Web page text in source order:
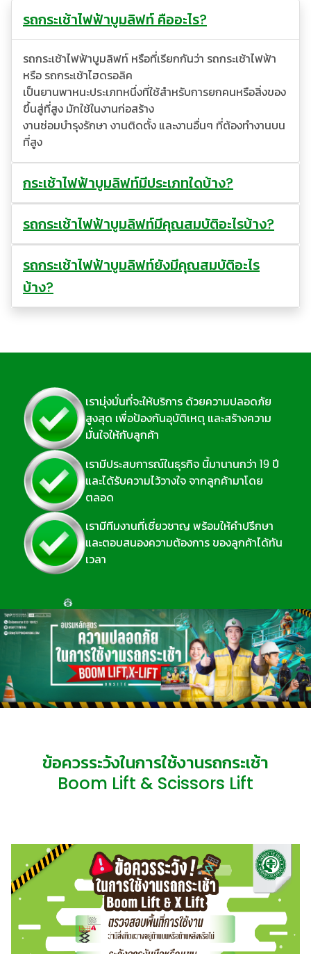
รถกระเช้าไฟฟ้าบูมลิฟท์ คืออะไร?
รถกระเช้าไฟฟ้าบูมลิฟท์ หรือที่เรียกกันว่า รถกระเช้าไฟฟ้า
หรือ รถกระเช้าไฮดรอลิค
เป็นยานพาหนะประเภทหนึ่งที่ใช้สำหรับการยกคนหรือสิ่งของ
ขึ้นสู่ที่สูง มักใช้ในงานก่อสร้าง
งานซ่อมบำรุงรักษา งานติดตั้ง และงานอื่นๆ ที่ต้องทำงานบน
ที่สูง
กระเช้าไฟฟ้าบูมลิฟท์มีประเภทใดบ้าง?
รถกระเช้าไฟฟ้าบูมลิฟท์มีคุณสมบัติอะไรบ้าง?
รถกระเช้าไฟฟ้าบูมลิฟท์ยังมีคุณสมบัติอะไร
บ้าง?
เรามุ่งมั่นที่จะให้บริการ ด้วยความปลอดภัย
สูงสุด เพื่อป้องกันอุบัติเหตุ และสร้างความ
มั่นใจให้กับลูกค้า
เรามีประสบการณ์ในธุรกิจ นี้มานานกว่า 19 ปี
และได้รับความไว้วางใจ จากลูกค้ามาโดย
ตลอด
เรามีทีมงานที่เชี่ยวชาญ พร้อมให้คำปรึกษา
และตอบสนองความต้องการ ของลูกค้าได้ทัน
เวลา
ข้อควรระวังในการใช้งานรถกระเช้า
Boom Lift & Scissors Lift